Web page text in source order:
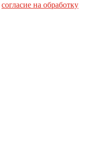
согласие на обработку